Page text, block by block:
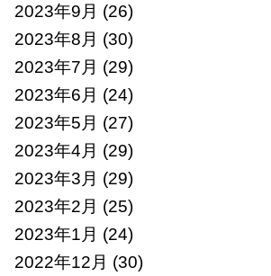
2023年9月 (26)
2023年8月 (30)
2023年7月 (29)
2023年6月 (24)
2023年5月 (27)
2023年4月 (29)
2023年3月 (29)
2023年2月 (25)
2023年1月 (24)
2022年12月 (30)